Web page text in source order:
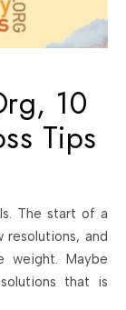
10
Tips
and
Maybe
that is